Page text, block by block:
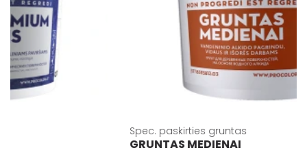
Spec. paskirties gruntas
GRUNTAS MEDIENAI